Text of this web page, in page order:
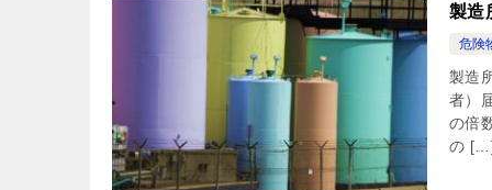
製造
危険
製造
者）
の倍
の